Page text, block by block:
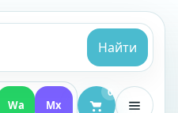
Найти
Wa Mx
0